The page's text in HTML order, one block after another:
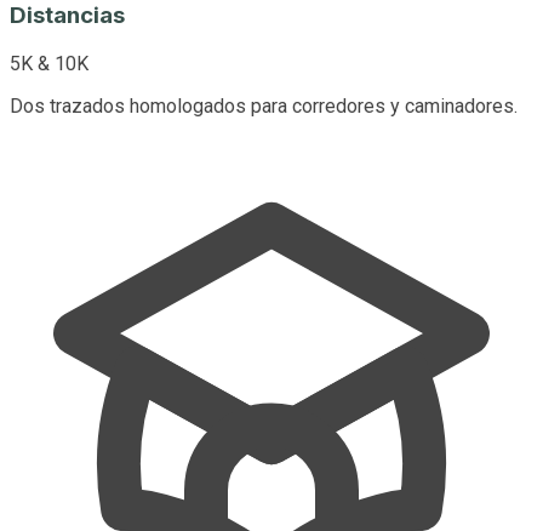
Distancias
5K & 10K
Dos trazados homologados para corredores y caminadores.